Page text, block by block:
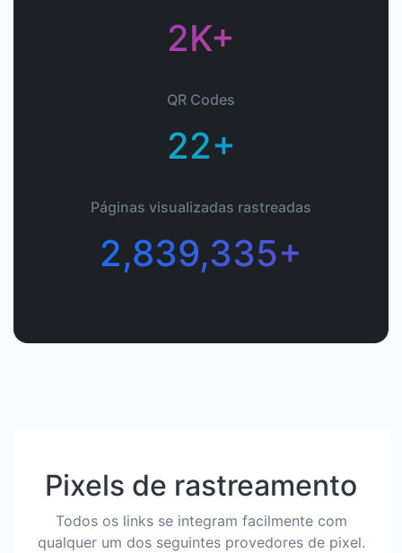
2K+
QR Codes
22+
Páginas visualizadas rastreadas
2,839,335+
Pixels de rastreamento
Todos os links se integram facilmente com
qualquer um dos seguintes provedores de pixel.